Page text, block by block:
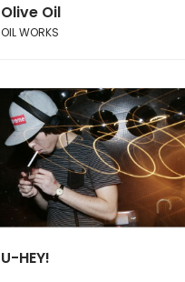
Olive Oil
OIL WORKS
U-HEY!